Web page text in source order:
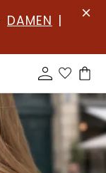
DAMEN |